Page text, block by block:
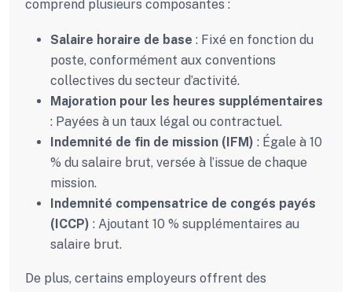
comprend plusieurs composantes :
Salaire horaire de base : Fixé en fonction du
poste, conformément aux conventions
collectives du secteur d’activité.
Majoration pour les heures supplémentaires
: Payées à un taux légal ou contractuel.
Indemnité de fin de mission (IFM) : Égale à 10
% du salaire brut, versée à l’issue de chaque
mission.
Indemnité compensatrice de congés payés
(ICCP) : Ajoutant 10 % supplémentaires au
salaire brut.
De plus, certains employeurs offrent des